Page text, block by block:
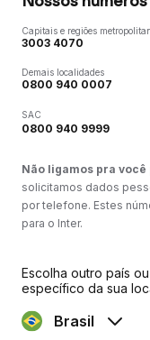
Capitais e regiões
3003 4070
Demais localidades
0800 940 0007
SAC
0800 940 9999
Não ligamos pra
solicitamos dados
por telefone. Estes
para o Inter.
Escolha outro país
específico da sua
Brasil